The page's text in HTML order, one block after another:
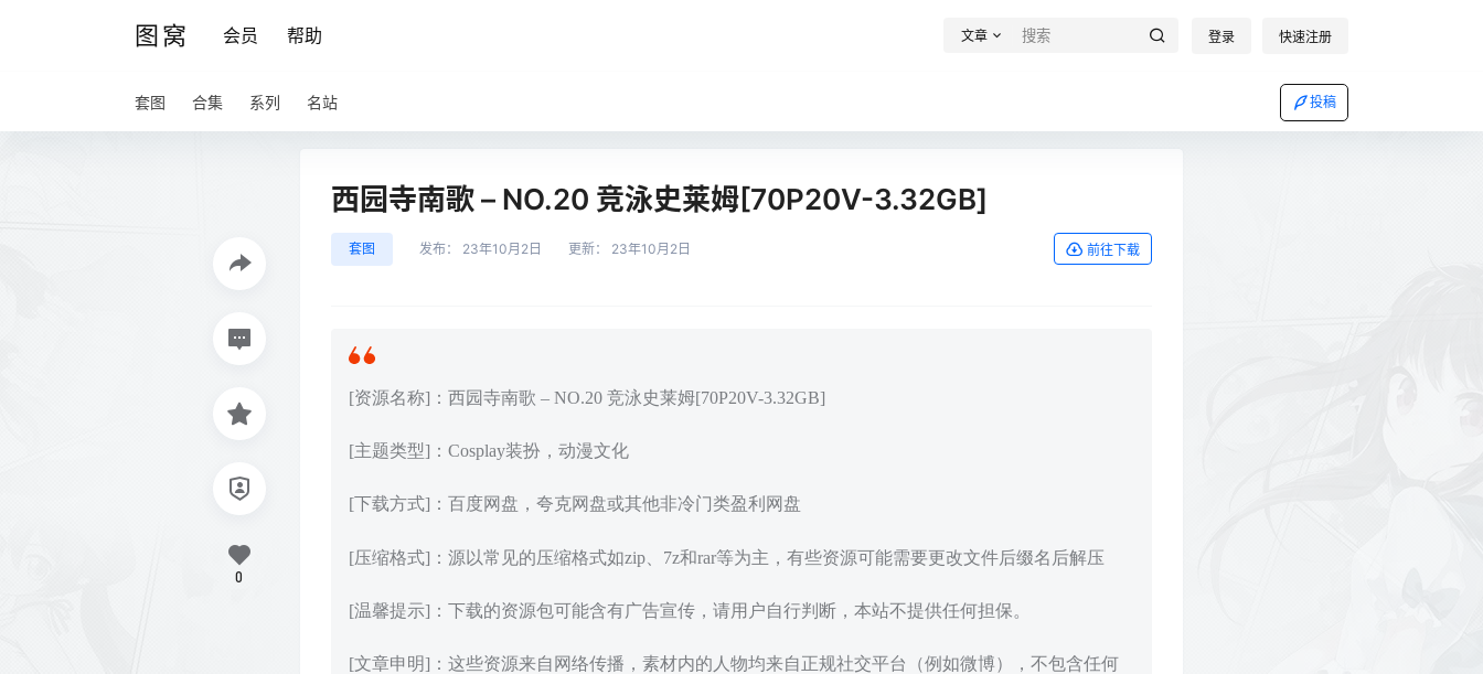
图窝 会员 帮助 文章 登录 快速注册
套图 合集 系列 名站 投稿
西园寺南歌 – NO.20 竞泳史莱姆[70P20V-3.32GB]
套图 发布： 23年10月2日 更新： 23年10月2日 前往下载
[资源名称]：西园寺南歌 – NO.20 竞泳史莱姆[70P20V-3.32GB]
[主题类型]：Cosplay装扮，动漫文化
[下载方式]：百度网盘，夸克网盘或其他非冷门类盈利网盘
[压缩格式]：源以常见的压缩格式如zip、7z和rar等为主，有些资源可能需要更改文件后缀名后解压
[温馨提示]：下载的资源包可能含有广告宣传，请用户自行判断，本站不提供任何担保。
[文章申明]：这些资源来自网络传播，素材内的人物均来自正规社交平台（例如微博），不包含任何
0